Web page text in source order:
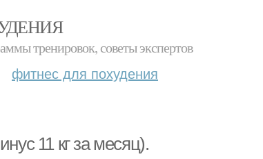
тренировок, советы экспертов
фитнес для похудения
11 кг за месяц).